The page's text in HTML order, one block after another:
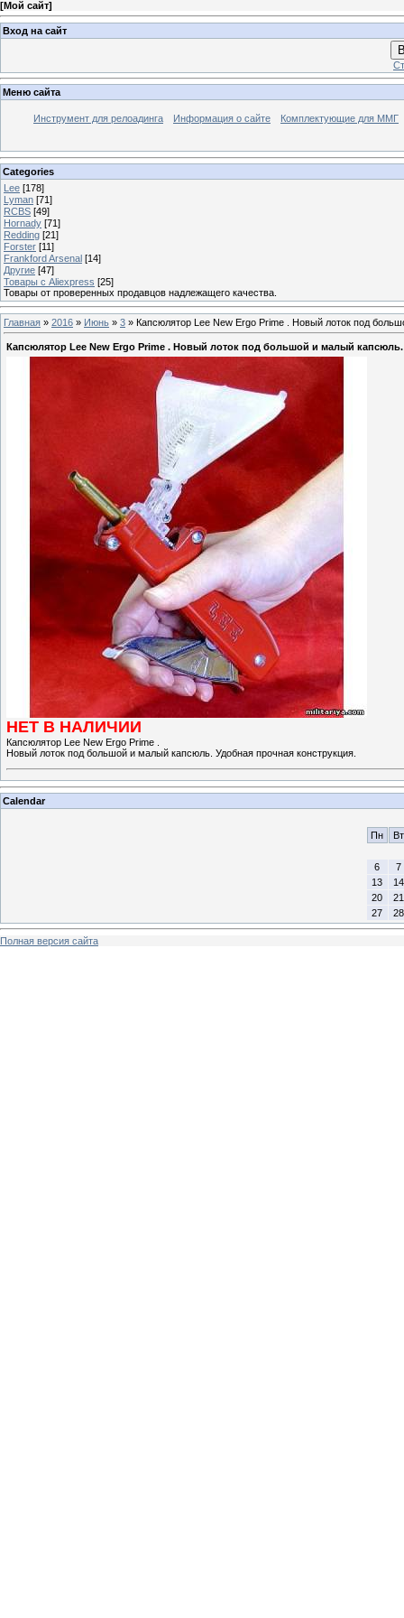
[Мой сайт]
Вход на сайт
Меню сайта
Инструмент для релоадинга Информация о сайте Комплектующие для ММГ
Categories
Lee [178]
Lyman [71]
RCBS [49]
Hornady [71]
Redding [21]
Forster [11]
Frankford Arsenal [14]
Другие [47]
Товары с Aliexpress [25]
Товары от проверенных продавцов надлежащего качества.
Главная » 2016 » Июнь » 3 » Капсюлятор Lee New Ergo Prime . Новый лоток под
Капсюлятор Lee New Ergo Prime . Новый лоток под большой и малый капсюль.
НЕТ В НАЛИЧИИ
Капсюлятор Lee New Ergo Prime .
Новый лоток под большой и малый капсюль. Удобная прочная конструкция.
Calendar
Пн Вт
6
7
13
14
20
21
27
28
Полная версия сайта